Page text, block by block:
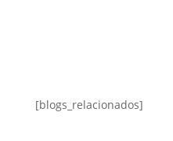
[blogs_relacionados]